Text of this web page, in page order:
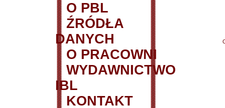
O PBL
ŹRÓDŁA
DANYCH
O PRACOWNI
WYDAWNICTWO
IBL
KONTAKT